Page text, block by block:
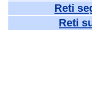
Reti
Reti